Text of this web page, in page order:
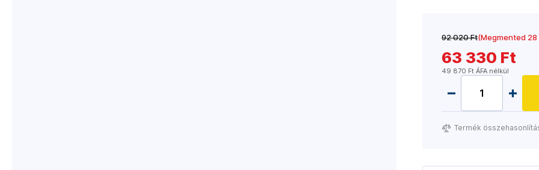
92 020 Ft(Megmented 28
63 330 Ft
49 870 Ft ÁFA nélkül
Termék